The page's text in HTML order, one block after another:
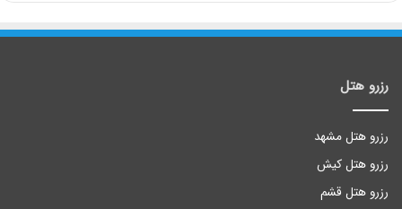
رزرو هتل
رزرو هتل مشهد
رزرو هتل کیش
رزرو هتل قشم